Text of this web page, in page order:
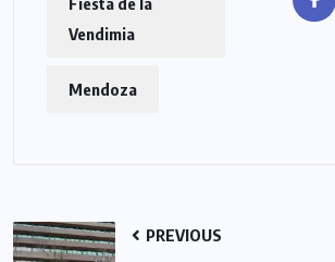
Vendimia
Mendoza
PREVIOUS